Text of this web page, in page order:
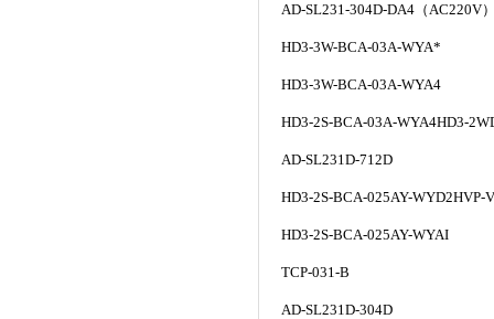
AD-SL231-304D-DA4 （AC220V
HD3-3W-BCA-03A-WYA*
HD3-3W-BCA-03A-WYA4
HD3-2S-BCA-03A-WYA4HD3-
AD-SL231D-712D
HD3-2S-BCA-025AY-WYD2HVP-
HD3-2S-BCA-025AY-WYAI
TCP-031-B
AD-SL231D-304D